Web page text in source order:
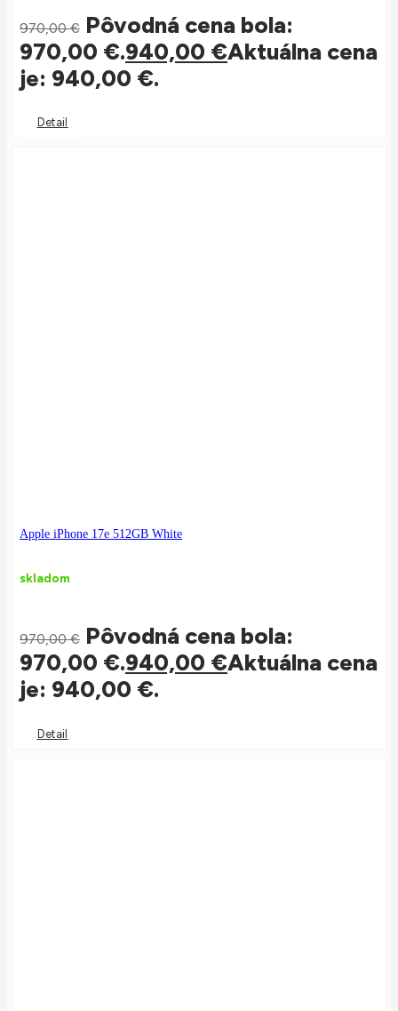
970,00€ Pôvodná cena bola:
970,00 €.940,00 €Aktuálna cena
je: 940,00 €.
Detail
Apple iPhone 17e 512GB White
skladom
970,00€ Pôvodná cena bola:
970,00 €.940,00 €Aktuálna cena
je: 940,00 €.
Detail